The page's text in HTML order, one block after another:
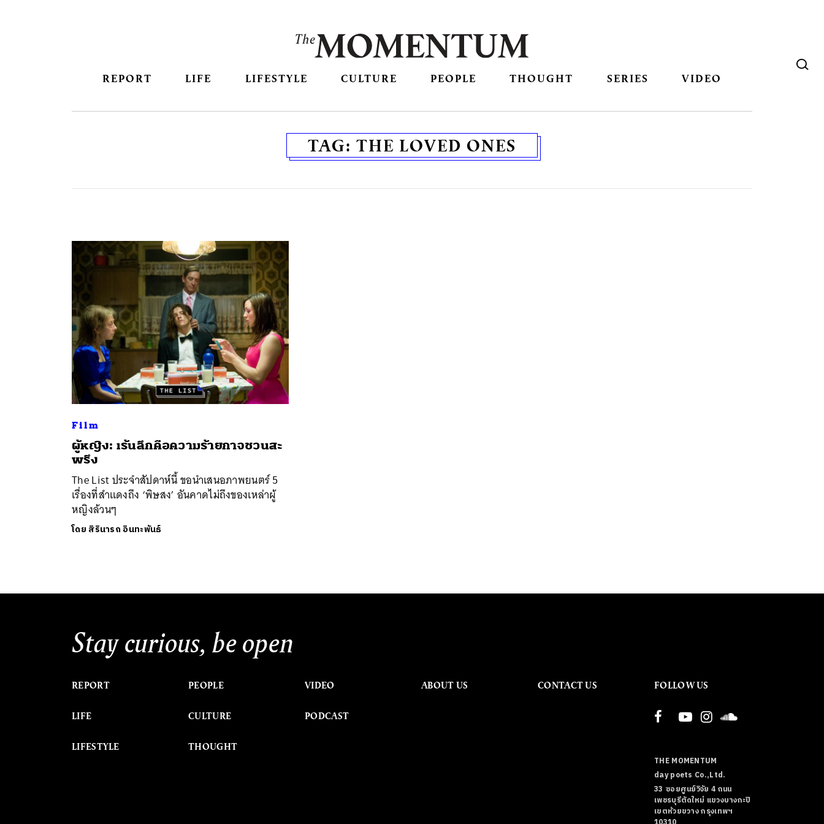
REPORT LIFE LIFESTYLE CULTURE PEOPLE THOUGHT SERIES VIDEO
TAG: THE LOVED ONES
Film
ผู้หญิง: เร้นลึกคือความร้ายกาจชวนสะ
พรึง
The List ประจำสัปดาห์นี้ ขอนำเสนอภาพยนตร์ 5
เรื่องที่สำแดงถึง ‘พิษสง’ อันคาดไม่ถึงของเหล่าผู้
หญิงล้วนๆ
โดย สิรินารถ อินทะพันธ์
Stay curious, be open
REPORT
LIFE
LIFESTYLE
PEOPLE
CULTURE
THOUGHT
VIDEO
PODCAST
ABOUT US CONTACT US FOLLOW US
THE MOMENTUM
day poets Co.,Ltd.
33 ซอยศูนย์วิจัย 4 ถนน
เพชรบุรีตัดใหม่ แขวงบางกะปิ
เขตห้วยขวาง กรุงเทพฯ
ค้นหา